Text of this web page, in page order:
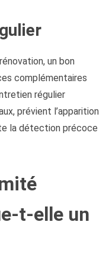
un bon
complémentaires
régulier
prévient l’apparition
la détection précoce
t-elle un